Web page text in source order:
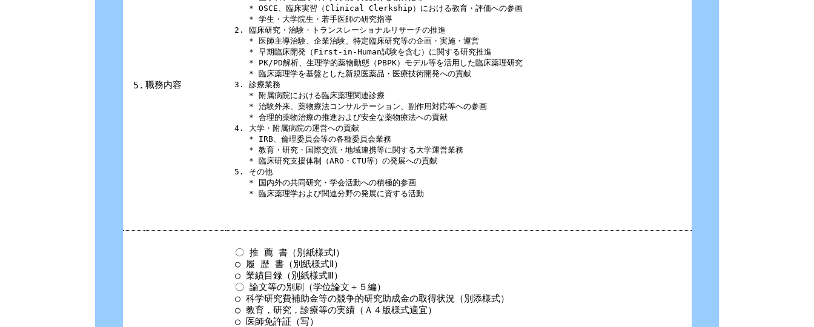
5. 職務内容
* OSCE、臨床実習（Clinical Clerkship）における教育・評価への参画
* 学生・大学院生・若手医師の研究指導
2. 臨床研究・治験・トランスレーショナルリサーチの推進
* 医師主導治験、企業治験、特定臨床研究等の企画・実施・運営
* 早期臨床開発（First-in-Human試験を含む）に関する研究推進
* PK/PD解析、生理学的薬物動態（PBPK）モデル等を活用した臨床薬理研究
* 臨床薬理学を基盤とした新規医薬品・医療技術開発への貢献
3. 診療業務
* 附属病院における臨床薬理関連診療
* 治験外来、薬物療法コンサルテーション、副作用対応等への参画
* 合理的薬物治療の推進および安全な薬物療法への貢献
4. 大学・附属病院の運営への貢献
* IRB、倫理委員会等の各種委員会業務
* 教育・研究・国際交流・地域連携等に関する大学運営業務
* 臨床研究支援体制（ARO・CTU等）の発展への貢献
5. その他
* 国内外の共同研究・学会活動への積極的参画
* 臨床薬理学および関連分野の発展に資する活動
〇 推 薦 書（別紙様式Ⅰ）
○ 履 歴 書（別紙様式Ⅱ）
○ 業績目録（別紙様式Ⅲ）
〇 論文等の別刷（学位論文＋５編）
○ 科学研究費補助金等の競争的研究助成金の取得状況（別添様式）
○ 教育，研究，診療等の実績（Ａ４版様式適宜）
○ 医師免許証（写）